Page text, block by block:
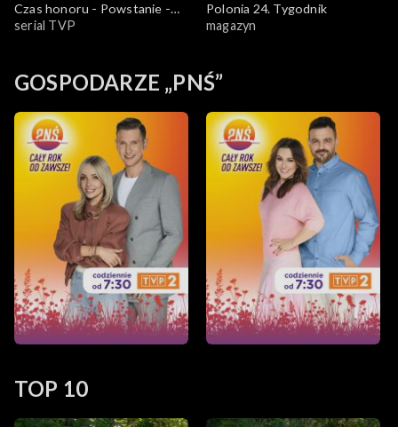
Czas honoru - Powstanie -
odc. 3 "Hotel Victoria"
serial TVP
Polonia 24. Tygodnik
magazyn
GOSPODARZE „PNŚ”
TOP 10